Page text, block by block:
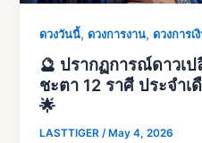
ดวงวันนี้,ดวงการงาน,ดวงการเ
🔮 ปรากฏการณ์ดาวเ
ชะตา 12 ราศี ประจำ
🌟
LASTTIGER/ May 4, 2026